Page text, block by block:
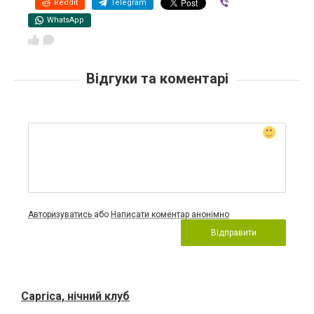
Reddit Telegram
WhatsApp
Відгуки та коментарі
Авторизуватись або Написати коментар анонімно
Відправити
Caprica, нічний клуб